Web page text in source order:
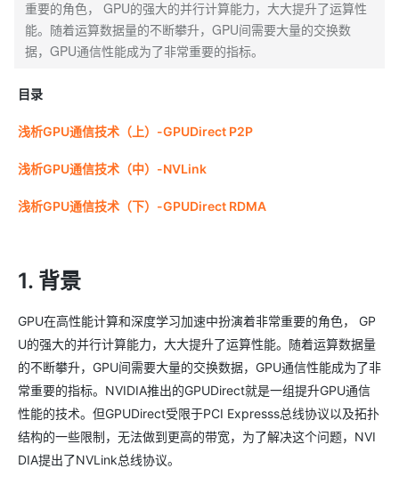
重要的角色， GPU的强大的并行计算能力，大大提升了运算性
能。随着运算数据量的不断攀升，GPU间需要大量的交换数
据，GPU通信性能成为了非常重要的指标。
目录
浅析GPU通信技术（上）-GPUDirect P2P
浅析GPU通信技术（中）-NVLink
浅析GPU通信技术（下）-GPUDirect RDMA
1. 背景
GPU在高性能计算和深度学习加速中扮演着非常重要的角色， GP
U的强大的并行计算能力，大大提升了运算性能。随着运算数据量
的不断攀升，GPU间需要大量的交换数据，GPU通信性能成为了非
常重要的指标。NVIDIA推出的GPUDirect就是一组提升GPU通信
性能的技术。但GPUDirect受限于PCI Expresss总线协议以及拓扑
结构的一些限制，无法做到更高的带宽，为了解决这个问题，NVI
DIA提出了NVLink总线协议。